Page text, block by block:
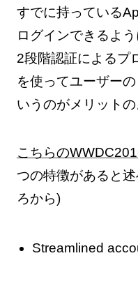
すでに持っている
ログインできるよ
2段階認証によるプ
を使ってユーザー
いうのがメリットの
こちらの
つの特徴があると
ろから)
Streamlined